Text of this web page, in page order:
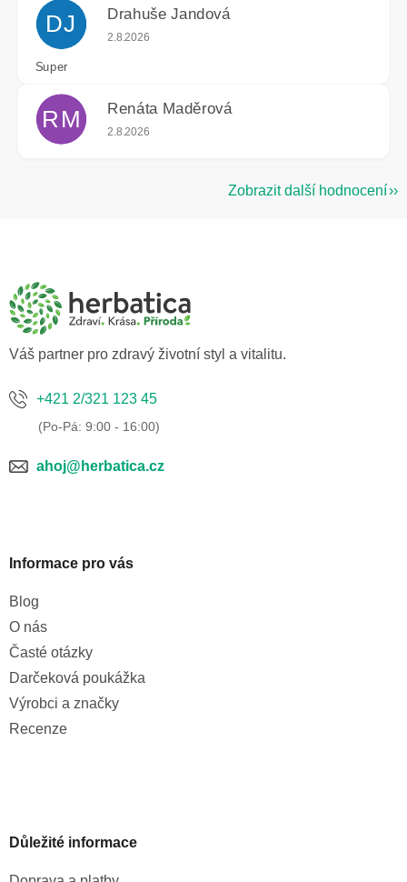
DJ Drahuše Jandová
Hodnocení obchodu je 5 z 5 hvězdiček.
2.8.2026
Super
RM Renáta Maděrová
Hodnocení obchodu je 5 z 5 hvězdiček.
2.8.2026
Zobrazit další hodnocení
a
Váš partner pro zdravý životní styl a vitalitu.
+421 2/321 123 45
ahoj@herbatica.cz
Informace pro vás
Blog
O nás
Časté otázky
Darčeková poukážka
Výrobci a značky
Recenze
Důležité informace